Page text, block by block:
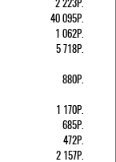
40 095Р.
1 062Р.
5 718Р.
880Р.
1 170Р.
685Р.
472Р.
2 157Р.